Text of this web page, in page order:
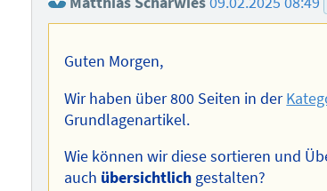
Guten Morgen,
Wir haben über 800 Seiten in der
Grundlagenartikel.
Wie können wir diese sortieren und
auch übersichtlich gestalten?